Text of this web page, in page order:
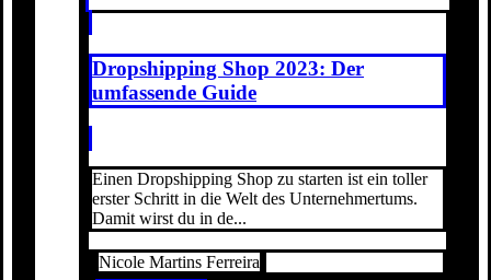
Dropshipping Shop 2023: Der
umfassende Guide
Einen Dropshipping Shop zu starten ist ein toller
erster Schritt in die Welt des Unternehmertums.
Damit wirst du in de...
Nicole Martins Ferreira